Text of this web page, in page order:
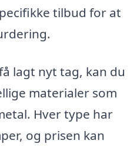
tilbud for at
lagt nyt tag, kan du
materialer som
Hver type har
og prisen kan